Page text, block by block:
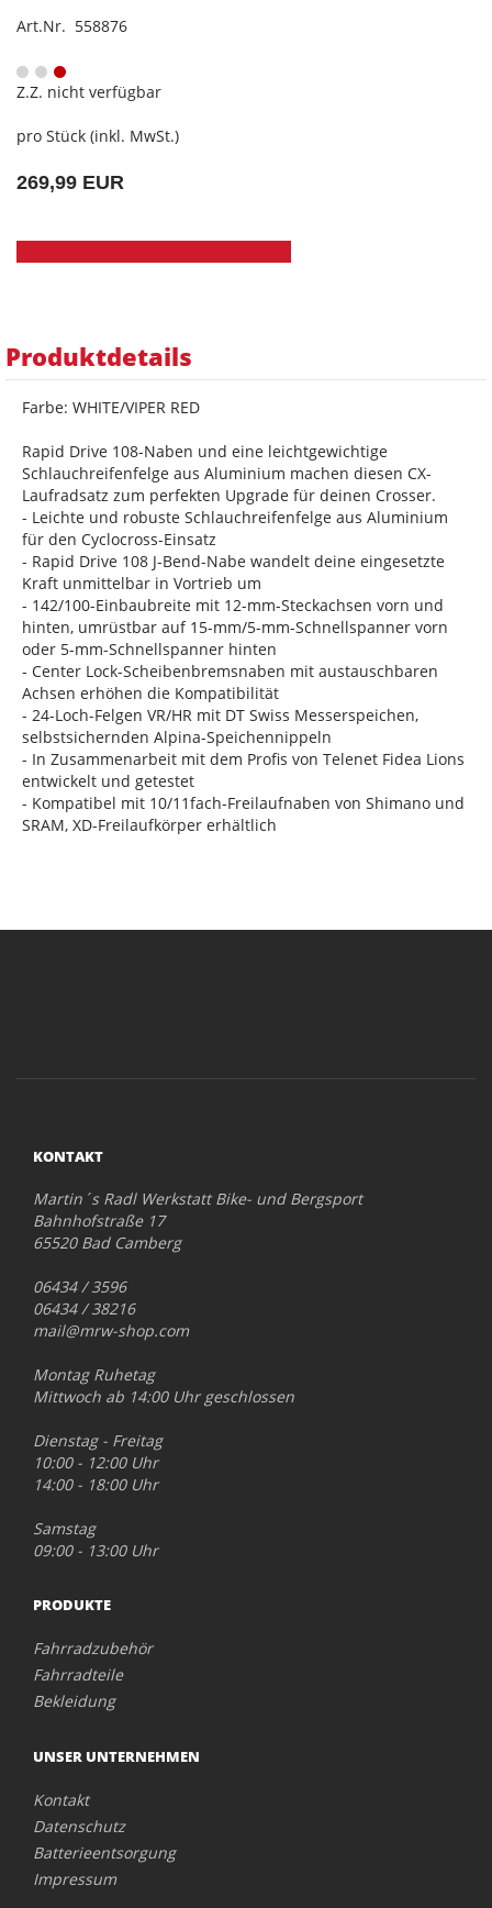
Art.Nr. 558876
Z.Z. nicht verfügbar
pro Stück (inkl. MwSt.)
269,99 EUR
Produktdetails
Farbe: WHITE/VIPER RED
Rapid Drive 108-Naben und eine leichtgewichtige
Schlauchreifenfelge aus Aluminium machen diesen CX-
Laufradsatz zum perfekten Upgrade für deinen Crosser.
- Leichte und robuste Schlauchreifenfelge aus Aluminium
für den Cyclocross-Einsatz
- Rapid Drive 108 J-Bend-Nabe wandelt deine eingesetzte
Kraft unmittelbar in Vortrieb um
- 142/100-Einbaubreite mit 12-mm-Steckachsen vorn und
hinten, umrüstbar auf 15-mm/5-mm-Schnellspanner vorn
oder 5-mm-Schnellspanner hinten
- Center Lock-Scheibenbremsnaben mit austauschbaren
Achsen erhöhen die Kompatibilität
- 24-Loch-Felgen VR/HR mit DT Swiss Messerspeichen,
selbstsichernden Alpina-Speichennippeln
- In Zusammenarbeit mit dem Profis von Telenet Fidea Lions
entwickelt und getestet
- Kompatibel mit 10/11fach-Freilaufnaben von Shimano und
SRAM, XD-Freilaufkörper erhältlich
KONTAKT
Martin´s Radl Werkstatt Bike- und Bergsport
Bahnhofstraße 17
65520 Bad Camberg
06434 / 3596
06434 / 38216
mail@mrw-shop.com
Montag Ruhetag
Mittwoch ab 14:00 Uhr geschlossen
Dienstag - Freitag
10:00 - 12:00 Uhr
14:00 - 18:00 Uhr
Samstag
09:00 - 13:00 Uhr
PRODUKTE
Fahrradzubehör
Fahrradteile
Bekleidung
UNSER UNTERNEHMEN
Kontakt
Datenschutz
Batterieentsorgung
Impressum